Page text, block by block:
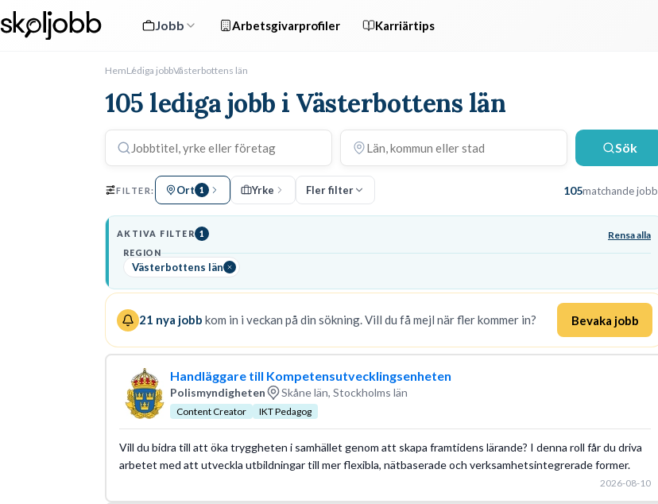
Jobb Arbetsgivarprofiler Karriärtips
HemLediga jobbVästerbottens län
105 lediga jobb i Västerbottens län
Sök
FILTER: Ort 1 Yrke Fler filter 105matchande jobb
AKTIVA FILTER 1 Rensa alla
REGION
Västerbottens län
21 nya jobb kom in i veckan på din sökning. Vill du få mejl när fler kommer in? Bevaka jobb
Handläggare till Kompetensutvecklingsenheten
Polismyndigheten Skåne län, Stockholms län
Content Creator IKT Pedagog
Vill du bidra till att öka tryggheten i samhället genom att skapa framtidens lärande? I denna roll får du driva
arbetet med att utveckla utbildningar till mer flexibla, nätbaserade och verksamhetsintegrerade former.
2026-08-10